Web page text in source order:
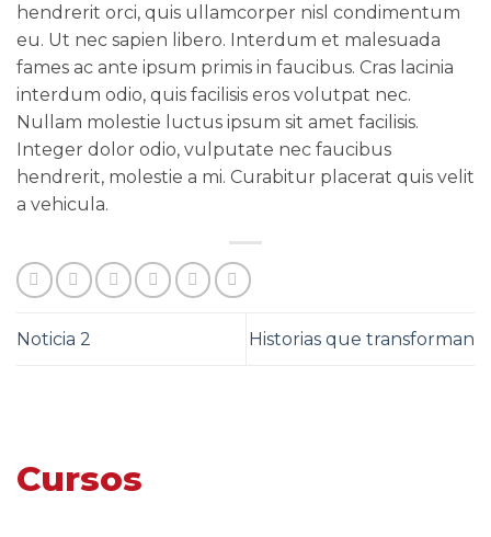
hendrerit orci, quis ullamcorper nisl condimentum
eu. Ut nec sapien libero. Interdum et malesuada
fames ac ante ipsum primis in faucibus. Cras lacinia
interdum odio, quis facilisis eros volutpat nec.
Nullam molestie luctus ipsum sit amet facilisis.
Integer dolor odio, vulputate nec faucibus
hendrerit, molestie a mi. Curabitur placerat quis velit
a vehicula.
Noticia 2 Historias que transforman
Cursos